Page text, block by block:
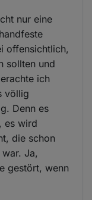
nur eine
offensichtlich,
sollten und
ich
völlig
Denn es
es wird
die schon
Ja,
gestört, wenn